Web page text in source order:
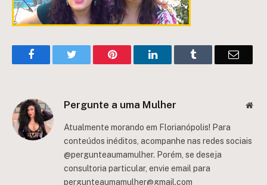
FacebookTwitter Pinterest LinkedInTumblr Email
Pergunte a uma Mulher
Atualmente morando em Florianópolis! Para
conteúdos inéditos, acompanhe nas redes sociais
@pergunteaumamulher. Porém, se deseja
consultoria particular, envie email para
pergunteaumamulher@gmail.com